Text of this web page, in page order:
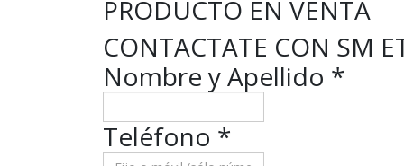
PRODUCTO EN VENTA
CONTACTATE CON SM
Nombre y Apellido *
Teléfono *